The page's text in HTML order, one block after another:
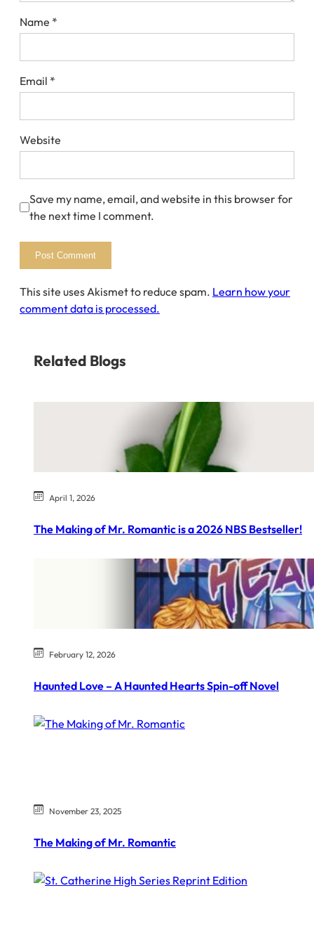
Name *
Email *
Website
Save my name, email, and website in this browser for
the next time I comment.
This site uses Akismet to reduce spam. Learn how your
comment data is processed.
Related Blogs
April 1, 2026
The Making of Mr. Romantic is a 2026 NBS Bestseller!
February 12, 2026
Haunted Love – A Haunted Hearts Spin-off Novel
November 23, 2025
The Making of Mr. Romantic